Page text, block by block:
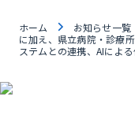
ホーム お知らせ一覧
に加え、県立病院・診療
ステムとの連携、AIによ